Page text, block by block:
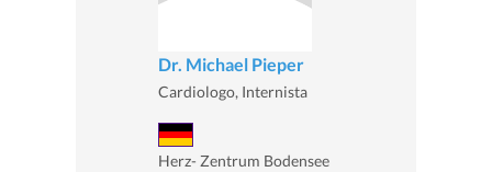
Dr. Michael Pieper
Cardiologo, Internista
Herz- Zentrum Bodensee